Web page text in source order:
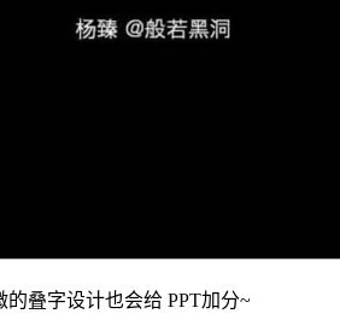
叠字设计也会给 PPT加分~